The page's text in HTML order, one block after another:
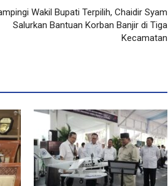
Wakil Bupati Terpilih, Chaidir Syam
Salurkan Bantuan Korban Banjir di Tiga
Kecamatan